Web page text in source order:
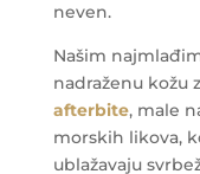
neven.
Našim
nadraženu kožu
afterbite, male
morskih likova,
ublažavaju